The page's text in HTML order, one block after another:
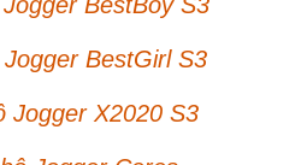
BestGirl S3
Jogger X2020 S3